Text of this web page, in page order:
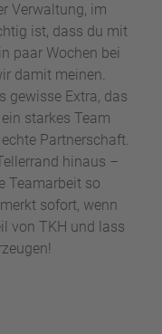
Verwaltung, im
ist, dass du mit
paar Wochen bei
damit meinen.
gewisse Extra, das
starkes Team
Partnerschaft.
hinaus –
Teamarbeit so
sofort, wenn
von TKH und lass